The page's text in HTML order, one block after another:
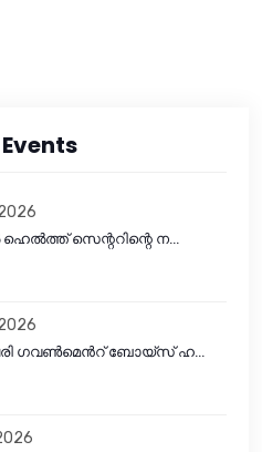
സെന്ററിന്റെ ന...
ഗവൺമെൻറ് ബോയ്സ് ഹ...